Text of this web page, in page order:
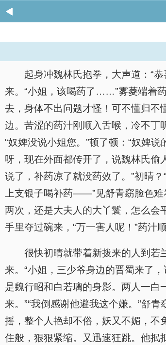
起身冲魏林氏抱拳，大声道：“
来。“小姐，该喝药了……”雾菱端着
去，身体不出问题才怪！可不懂归不
边。苦涩的药汁刚顺入舌喉，冷不丁
“奴婢没说小姐您。”顿了顿：“奴婢
呀，现在外面都传开了，说魏林氏偷
说了，补药凉了就没药效了。”初晴
上支银子喝补药——”见舒青窈脸色
两次，还是大夫人的大丫鬟，怎么会
手里夺过碗来，“万一害人呢！”药汁
很快初晴就带着新拨来的人到若
来。“小姐，三少爷身边的晋蜀来了
是魏行昭和白若璃的身影。两人一白
来。”“我倒感谢他避我这个嫌。”舒
摇，整个人艳却不俗，妖又不媚，不
住般，狠狠紧缩。又迅速狂跳。他抿